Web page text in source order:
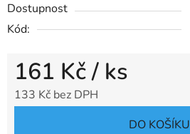
Dostupnost
Kód:
161 Kč/ ks
133 Kč bez DPH
DO KOŠÍKU